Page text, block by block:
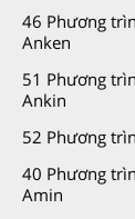
46 Phương
Anken
51 Phương
Ankin
52 Phương
40 Phương
Amin